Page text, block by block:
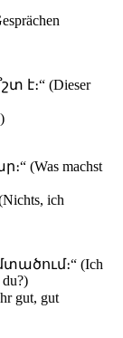
է։“ (Dieser
(Was machst
ich
(Ich
gut, gut